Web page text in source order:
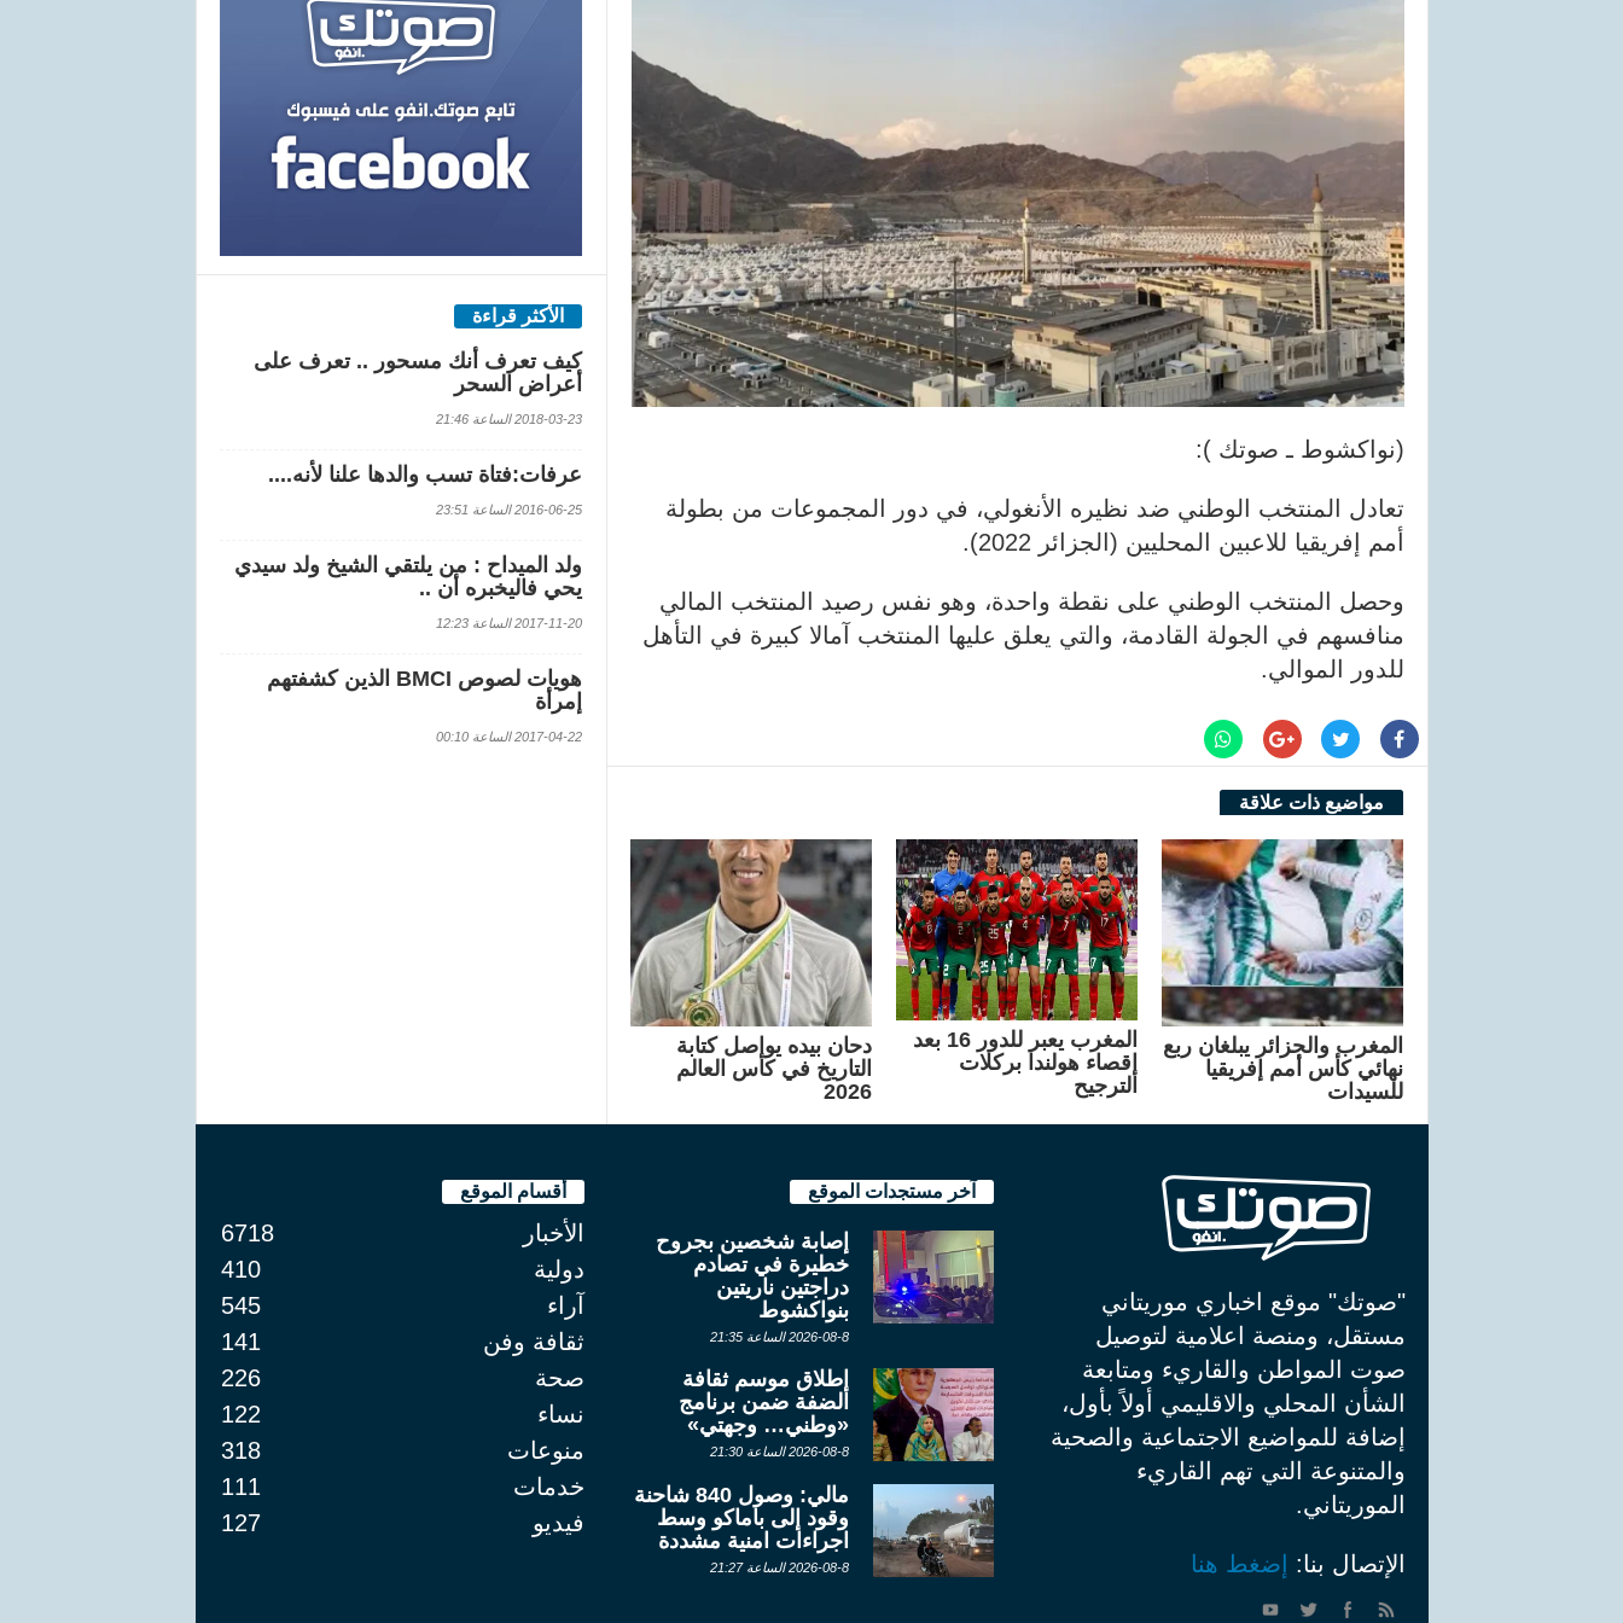
(نواكشوط ـ صوتك ):
تعادل المنتخب الوطني ضد نظيره الأنغولي، في دور المجموعات من بطولة
أمم إفريقيا للاعبين المحليين (الجزائر 2022).
وحصل المنتخب الوطني على نقطة واحدة، وهو نفس رصيد المنتخب المالي
منافسهم في الجولة القادمة، والتي يعلق عليها المنتخب آمالا كبيرة في التأهل
للدور الموالي.
مواضيع ذات علاقة
المغرب والجزائر يبلغان ربع
نهائي كأس أمم إفريقيا
للسيدات
المغرب يعبر للدور 16 بعد
إقصاء هولندا بركلات
الترجيح
دحان بيده يواصل كتابة
التاريخ في كأس العالم
2026
الأكثر قراءة
كيف تعرف أنك مسحور .. تعرف على
أعراض السحر
2018-03-23 الساعة 21:46
عرفات:فتاة تسب والدها علنا لأنه....
2016-06-25 الساعة 23:51
ولد الميداح : من يلتقي الشيخ ولد سيدي
يحي فاليخبره أن ..
2017-11-20 الساعة 12:23
هويات لصوص BMCI الذين كشفتهم
إمرأة
2017-04-22 الساعة 00:10
"صوتك" موقع اخباري موريتاني
مستقل، ومنصة اعلامية لتوصيل
صوت المواطن والقاريء ومتابعة
الشأن المحلي والاقليمي أولاً بأول،
إضافة للمواضيع الاجتماعية والصحية
والمتنوعة التي تهم القاريء
الموريتاني.
الإتصال بنا: إضغط هنا
آخر مستجدات الموقع
إصابة شخصين بجروح
خطيرة في تصادم
دراجتين ناريتين
بنواكشوط
2026-08-8 الساعة 21:35
إطلاق موسم ثقافة
الضفة ضمن برنامج
«وطني… وجهتي»
2026-08-8 الساعة 21:30
مالي: وصول 840 شاحنة
وقود إلى باماكو وسط
اجراءات امنية مشددة
2026-08-8 الساعة 21:27
أقسام الموقع
الأخبار
6718
دولية
410
آراء
545
ثقافة وفن
141
صحة
226
نساء
122
منوعات
318
خدمات
111
فيديو
127